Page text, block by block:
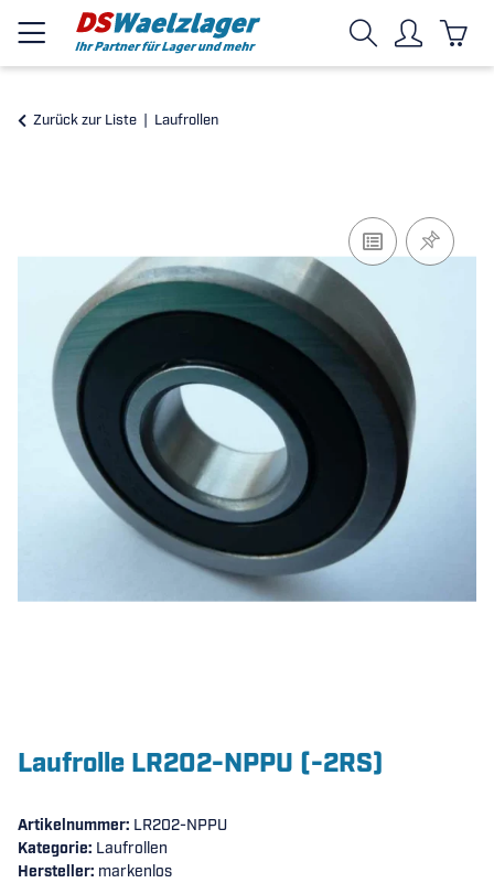
Zurück zur Liste Laufrollen
Laufrolle LR202-NPPU (-2RS)
Artikelnummer: LR202-NPPU
Kategorie: Laufrollen
Hersteller: markenlos